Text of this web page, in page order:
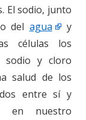
El sodio, junto
del agua
y
células los
sodio y cloro
salud de los
entre sí y
en nuestro